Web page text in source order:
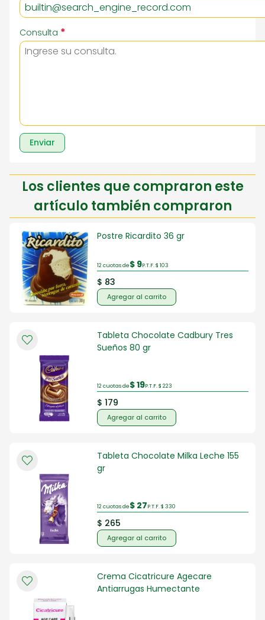
Consulta *
Enviar
Los clientes que compraron este
artículo también compraron
Postre Ricardito 36 gr
12 cuotas de$ 9P.T.F. $ 103
$ 83
Agregar al carrito
Tableta Chocolate Cadbury Tres
Sueños 80 gr
12 cuotas de$ 19P.T.F. $ 223
$ 179
Agregar al carrito
Tableta Chocolate Milka Leche 155
gr
12 cuotas de$ 27P.T.F. $ 330
$ 265
Agregar al carrito
Crema Cicatricure Agecare
Antiarrugas Humectante